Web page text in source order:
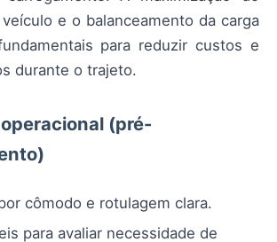
e o balanceamento da carga
para reduzir custos e
durante o trajeto.
(pré-
cômodo e rotulagem clara.
para avaliar necessidade de